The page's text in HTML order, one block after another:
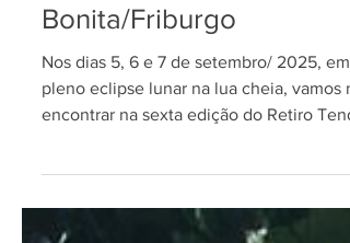
Pomposelli no Spa Maria
Bonita/Friburgo
Nos dias 5, 6 e 7 de setembro/ 2025, em
pleno eclipse lunar na lua cheia, vamos
Lua da terapeuta sistêmica integrativa,
Pomposelli, no Spa Maria Bonita, situado
Friburgo/RJ.